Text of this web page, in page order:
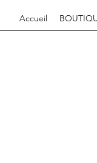
Accueil